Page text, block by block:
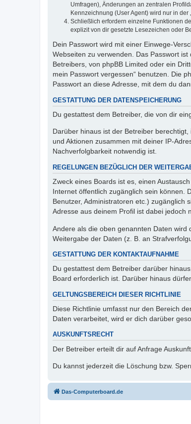
Umfragen), Änderungen an zentralen
Kennzeichnung (User Agent) wird nur in der
Schließlich erfordern einzelne Funktionen
explizit von dir gesetzte Lesezeichen oder
Dein Passwort wird mit einer Einwege-
Webseiten zu verwenden. Das Passwort
Betreibers, von phpBB Limited oder ein
mein Passwort vergessen“ benutzen. Die
Passwort an diese Adresse, mit dem du
GESTATTUNG DER DATENSPEICHERUNG
Du gestattest dem Betreiber, die von dir
Darüber hinaus ist der Betreiber
und Aktionen zusammen mit deiner IP-
Nachverfolgbarkeit notwendig ist.
REGELUNGEN BEZÜGLICH DER
Zweck eines Boards ist es, einen
Internet öffentlich zugänglich sein können.
Benutzer, Administratoren etc.) zugänglich
Adresse aus deinem Profil ist dabei jedoch
Andere als die oben genannten Daten
Weitergabe der Daten (z. B. an
GESTATTUNG DER KONTAKTAUFNAHME
Du gestattest dem Betreiber darüber
Board erforderlich ist. Darüber hinaus
GELTUNGSBEREICH DIESER RICHTLINIE
Diese Richtlinie umfasst nur den Bereich
Daten verarbeitet, wird er dich darüber
AUSKUNFTSRECHT
Der Betreiber erteilt dir auf Anfrage
Du kannst jederzeit die Löschung bzw.
Das-Computerboard.de